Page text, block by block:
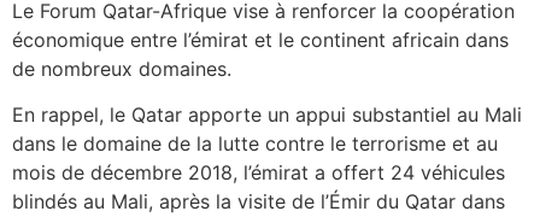
Le Forum Qatar-Afrique vise à renforcer la coopération
économique entre l’émirat et le continent africain dans
de nombreux domaines.
En rappel, le Qatar apporte un appui substantiel au Mali
dans le domaine de la lutte contre le terrorisme et au
mois de décembre 2018, l’émirat a offert 24 véhicules
blindés au Mali, après la visite de l’Émir du Qatar dans